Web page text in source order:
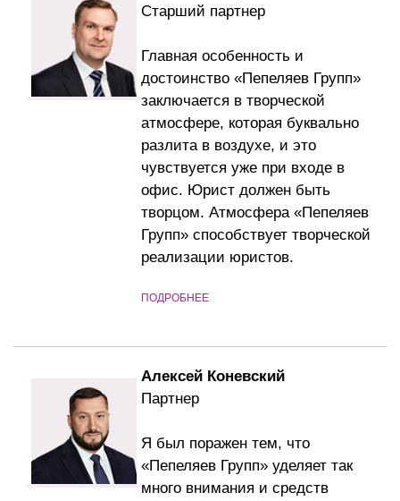
Старший партнер
Главная особенность и
достоинство «Пепеляев Групп»
заключается в творческой
атмосфере, которая буквально
разлита в воздухе, и это
чувствуется уже при входе в
офис. Юрист должен быть
творцом. Атмосфера «Пепеляев
Групп» способствует творческой
реализации юристов.
ПОДРОБНЕЕ
Алексей Коневский
Партнер
Я был поражен тем, что
«Пепеляев Групп» уделяет так
много внимания и средств